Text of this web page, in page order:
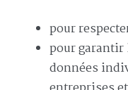
pour
pour
données